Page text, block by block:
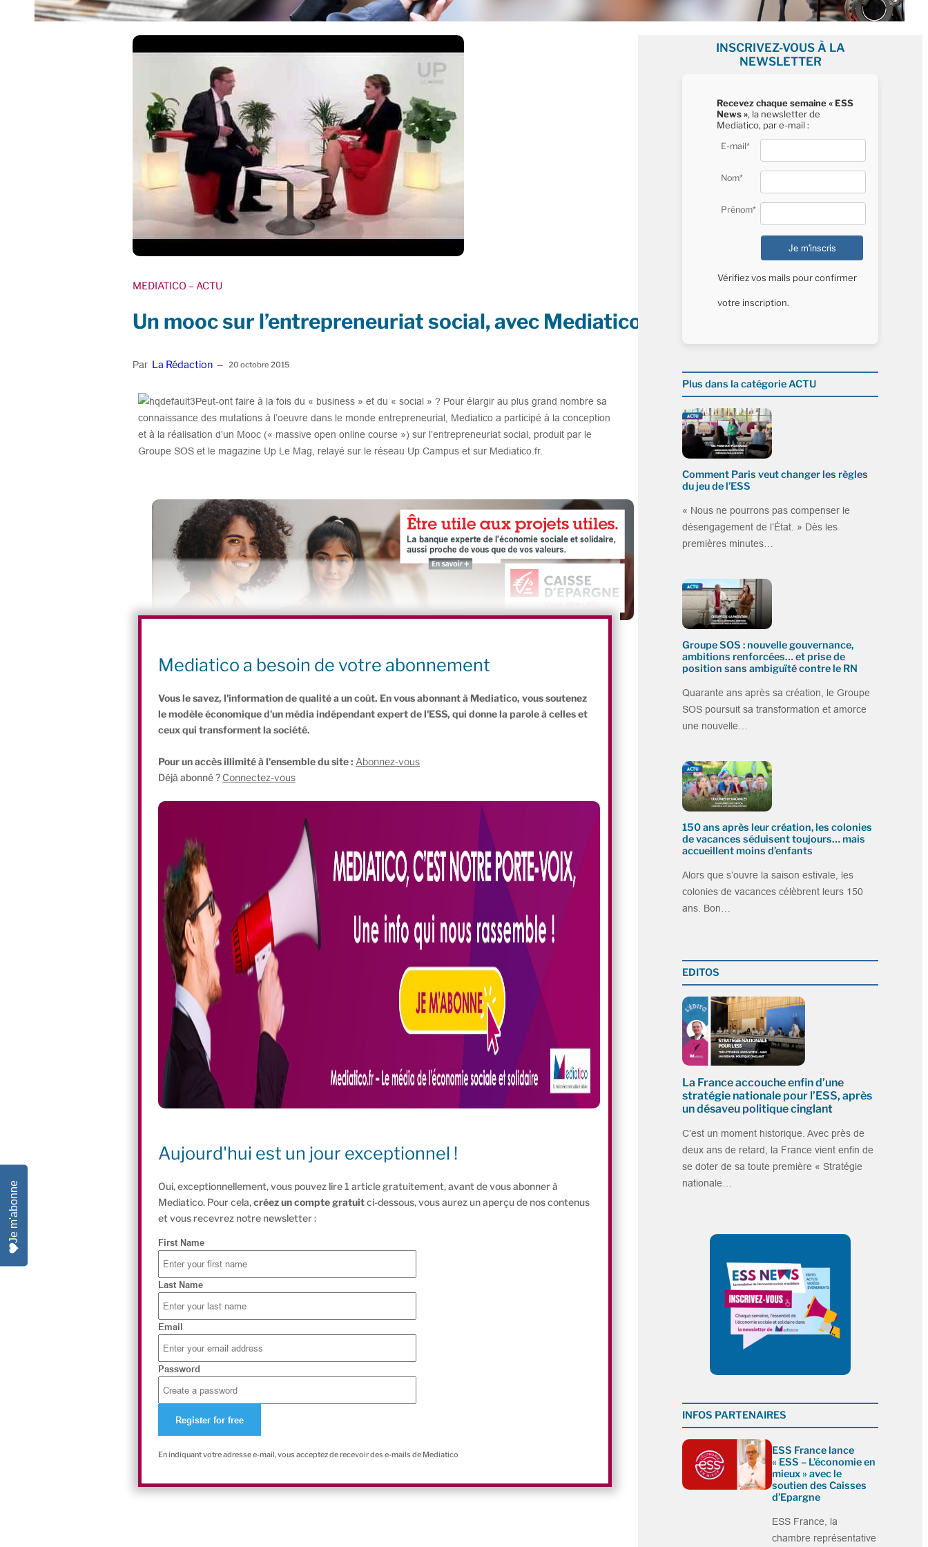
MEDIATICO – ACTU
Un mooc sur l’entrepreneuriat social, avec Mediatico
Par La Rédaction – 20 octobre 2015
Peut-ont faire à la fois du « business » et du « social » ? Pour élargir au plus grand nombre sa
connaissance des mutations à l’oeuvre dans le monde entrepreneurial, Mediatico a participé à la conception
et à la réalisation d’un Mooc (« massive open online course ») sur l’entrepreneuriat social, produit par le
Groupe SOS et le magazine Up Le Mag, relayé sur le réseau Up Campus et sur Mediatico.fr.
Séance 1 – Pourquoi l’entrepreneuriat social ?
Mediatico a besoin de votre abonnement
Vous le savez, l'information de qualité a un coût. En vous abonnant à Mediatico, vous soutenez
le modèle économique d'un média indépendant expert de l'ESS, qui donne la parole à celles et
ceux qui transforment la société.
Pour un accès illimité à l'ensemble du site : Abonnez-vous
Déjà abonné ? Connectez-vous
Aujourd'hui est un jour exceptionnel !
Oui, exceptionnellement, vous pouvez lire 1 article gratuitement, avant de vous abonner à
Mediatico. Pour cela,créez un compte gratuitci-dessous, vous aurez un aperçu de nos contenus
et vous recevrez notre newsletter :
First Name
Last Name
Email
Password
En indiquant votre adresse e-mail, vous acceptez de recevoir des e-mails de Mediatico
INSCRIVEZ-VOUS À LA
NEWSLETTER
Recevez chaque semaine « ESS
News », la newsletter de
Mediatico, par e-mail :
E-mail*
Nom*
Prénom*
Vérifiez vos mails pour confirmer
votre inscription.
Plus dans la catégorie ACTU
Comment Paris veut changer les règles
du jeu de l’ESS
« Nous ne pourrons pas compenser le
désengagement de l’État. » Dès les
premières minutes…
Groupe SOS : nouvelle gouvernance,
ambitions renforcées… et prise de
position sans ambiguïté contre le RN
Quarante ans après sa création, le Groupe
SOS poursuit sa transformation et amorce
une nouvelle…
150 ans après leur création, les colonies
de vacances séduisent toujours… mais
accueillent moins d’enfants
Alors que s’ouvre la saison estivale, les
colonies de vacances célèbrent leurs 150
ans. Bon…
EDITOS
La France accouche enfin d’une
stratégie nationale pour l’ESS, après
un désaveu politique cinglant
C’est un moment historique. Avec près de
deux ans de retard, la France vient enfin de
se doter de sa toute première « Stratégie
nationale…
INFOS PARTENAIRES
ESS France lance
« ESS – L’économie en
mieux » avec le
soutien des Caisses
d’Epargne
ESS France, la
chambre représentative
Je m'abonne